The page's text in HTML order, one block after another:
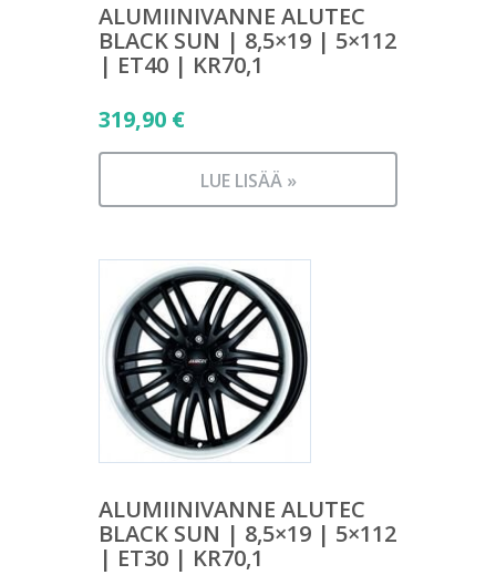
ALUMIINIVANNE ALUTEC
BLACK SUN | 8,5×19 | 5×112
| ET40 | KR70,1
319,90 €
LUE LISÄÄ »
ALUMIINIVANNE ALUTEC
BLACK SUN | 8,5×19 | 5×112
| ET30 | KR70,1